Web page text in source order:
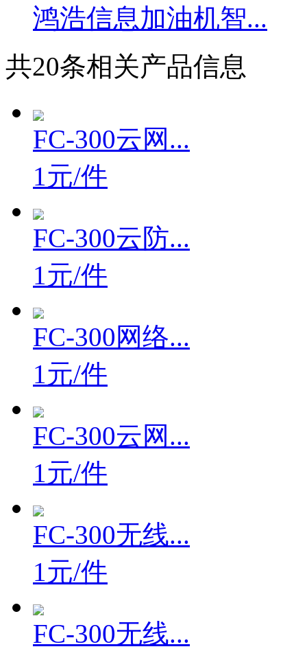
鸿浩信息加油机智...
共20条相关产品信息
FC-300云网...
1元/件
FC-300云防...
1元/件
FC-300网络...
1元/件
FC-300云网...
1元/件
FC-300无线...
1元/件
FC-300无线...